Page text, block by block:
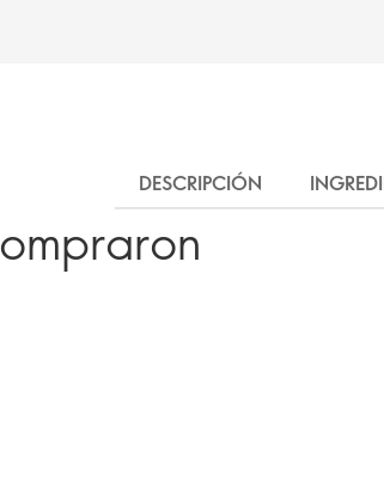
DESCRIPCIÓN